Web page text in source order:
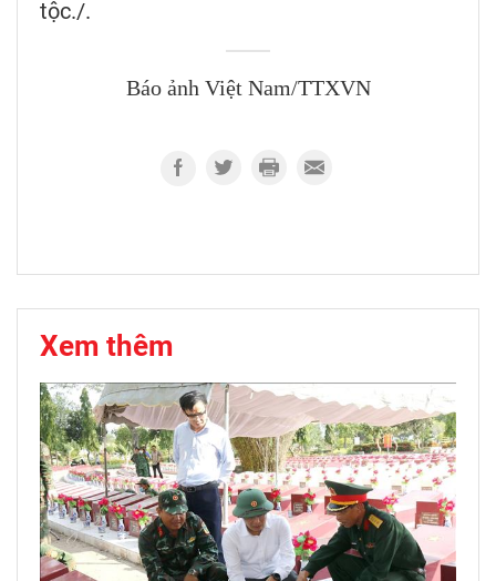
tộc./.
Báo ảnh Việt Nam/TTXVN
Xem thêm